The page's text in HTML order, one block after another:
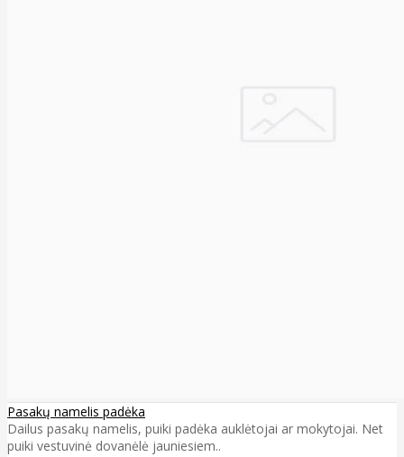
Pasakų namelis padėka
Dailus pasakų namelis, puiki padėka auklėtojai ar mokytojai. Net
puiki vestuvinė dovanėlė jauniesiem..